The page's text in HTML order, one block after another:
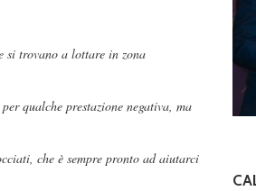
si trovano a lottare in zona
qualche prestazione negativa, ma
che è sempre pronto ad aiutarci